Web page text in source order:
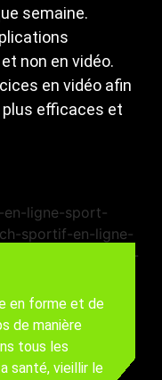
semaine.
non en vidéo.
en vidéo afin
plus efficaces et
en forme et de
de manière
tous les
santé, vieillir le